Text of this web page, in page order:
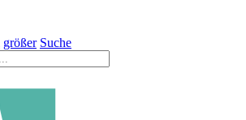
größer Suche